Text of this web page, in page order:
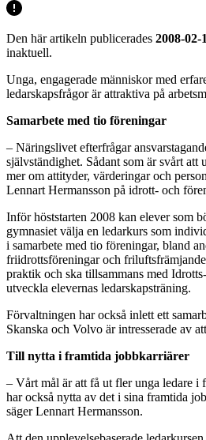
Den här artikeln publicerades 2008-02-
inaktuell.
Unga, engagerade människor med
ledarskapsfrågor är attraktiva på
Samarbete med tio föreningar
– Näringslivet efterfrågar
självständighet. Sådant som är svårt
mer om attityder, värderingar och
Lennart Hermansson på idrott- och
Inför höststarten 2008 kan elever som
gymnasiet välja en ledarkurs som
i samarbete med tio föreningar, bland
friidrottsföreningar och
praktik och ska tillsammans med
utveckla elevernas ledarskapsträning.
Förvaltningen har också inlett ett
Skanska och Volvo är intresserade av
Till nytta i framtida jobbkarriärer
– Vårt mål är att få ut fler unga ledare i
har också nytta av det i sina framtida
säger Lennart Hermansson.